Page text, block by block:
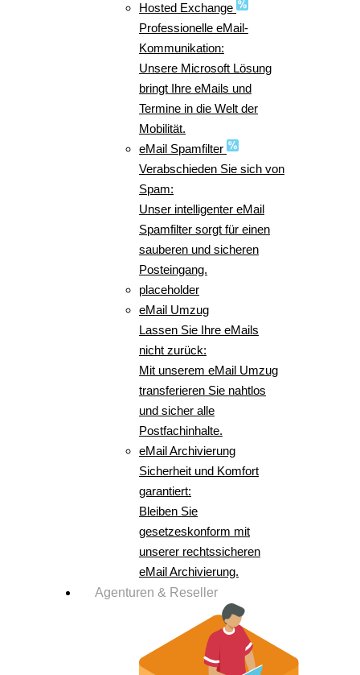
Hosted Exchange
Professionelle eMail-
Kommunikation:
Unsere Microsoft Lösung
bringt Ihre eMails und
Termine in die Welt der
Mobilität.
eMail Spamfilter
Verabschieden Sie sich von
Spam:
Unser intelligenter eMail
Spamfilter sorgt für einen
sauberen und sicheren
Posteingang.
placeholder
eMail Umzug
Lassen Sie Ihre eMails
nicht zurück:
Mit unserem eMail Umzug
transferieren Sie nahtlos
und sicher alle
Postfachinhalte.
eMail Archivierung
Sicherheit und Komfort
garantiert:
Bleiben Sie
gesetzeskonform mit
unserer rechtssicheren
eMail Archivierung.
Agenturen & Reseller